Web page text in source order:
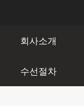
회사소개
수선절차